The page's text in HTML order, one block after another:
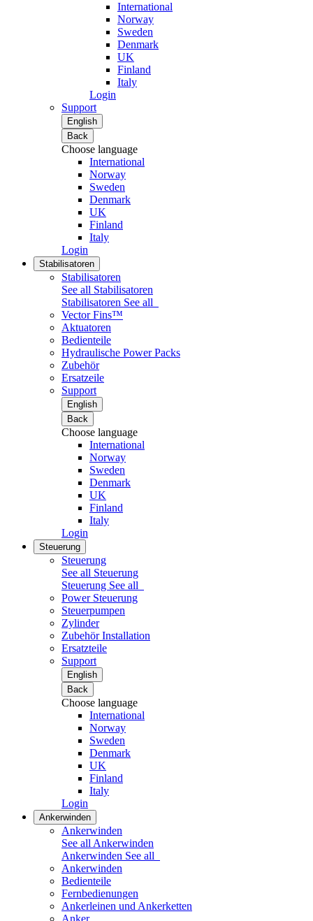
International
Norway
Sweden
Denmark
UK
Finland
Italy
Login
Support
English
Back
Choose language
International
Norway
Sweden
Denmark
UK
Finland
Italy
Login
Stabilisatoren
Stabilisatoren
See all Stabilisatoren
Stabilisatoren See all
Vector Fins™
Aktuatoren
Bedienteile
Hydraulische Power Packs
Zubehör
Ersatzeile
Support
English
Back
Choose language
International
Norway
Sweden
Denmark
UK
Finland
Italy
Login
Steuerung
Steuerung
See all Steuerung
Steuerung See all
Power Steuerung
Steuerpumpen
Zylinder
Zubehör Installation
Ersatzteile
Support
English
Back
Choose language
International
Norway
Sweden
Denmark
UK
Finland
Italy
Login
Ankerwinden
Ankerwinden
See all Ankerwinden
Ankerwinden See all
Ankerwinden
Bedienteile
Fernbedienungen
Ankerleinen und Ankerketten
Anker